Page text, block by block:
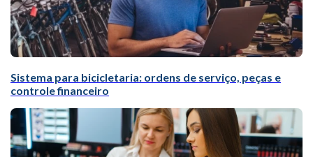
Sistema para bicicletaria: ordens de serviço, peças e
controle financeiro